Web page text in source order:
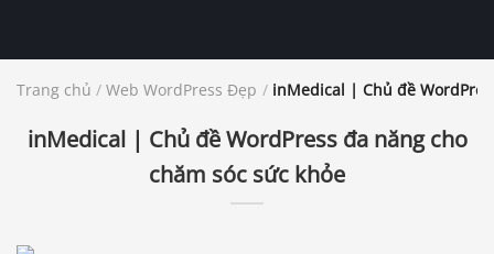
Trang chủ / Web WordPress Đẹp / inMedical | Chủ đề
inMedical | Chủ đề WordPress đa năng cho
chăm sóc sức khỏe